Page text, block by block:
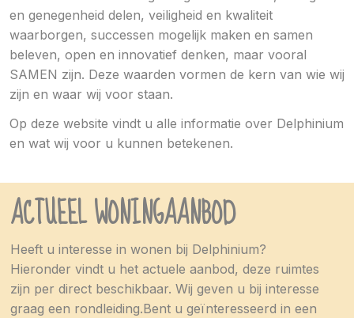
en genegenheid delen, veiligheid en kwaliteit
waarborgen, successen mogelijk maken en samen
beleven, open en innovatief denken, maar vooral
SAMEN zijn. Deze waarden vormen de kern van wie wij
zijn en waar wij voor staan.
Op deze website vindt u alle informatie over Delphinium
en wat wij voor u kunnen betekenen.
ACTUEEL WONINGAANBOD
Heeft u interesse in wonen bij Delphinium?
Hieronder vindt u het actuele aanbod, deze ruimtes
zijn per direct beschikbaar. Wij geven u bij interesse
graag een rondleiding.Bent u geïnteresseerd in een